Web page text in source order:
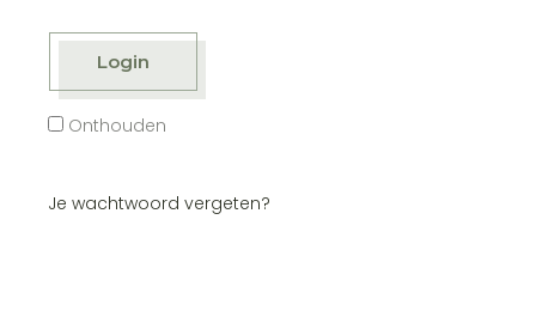
Onthouden
Login
Je wachtwoord vergeten?